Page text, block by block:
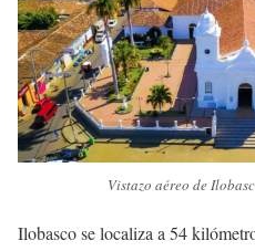
Vistazo aéreo de
Ilobasco se localiza a 54